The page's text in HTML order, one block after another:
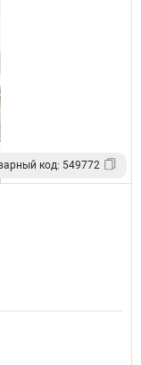
код: 549772